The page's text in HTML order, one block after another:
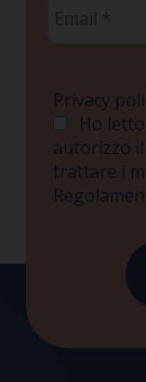
Privacy
Ho
autorizzo il
trattare i